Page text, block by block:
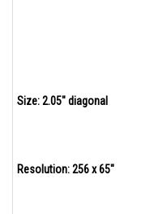
Size: 2.05″ diagonal
Resolution: 256 x 65″